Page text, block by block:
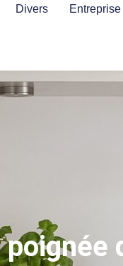
Divers Entreprise